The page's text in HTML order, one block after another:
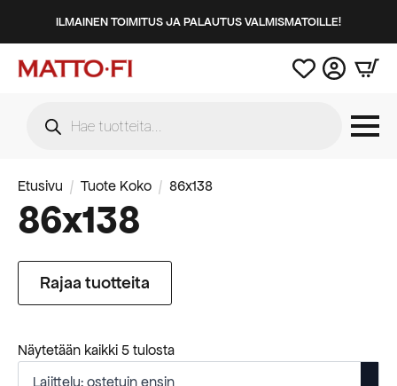
ILMAINEN TOIMITUS JA PALAUTUS VALMISMATOILLE!
search
Etusivu Tuote Koko 86x138
86x138
Rajaa tuotteita
Näytetään kaikki 5 tulostaSuosituimmat